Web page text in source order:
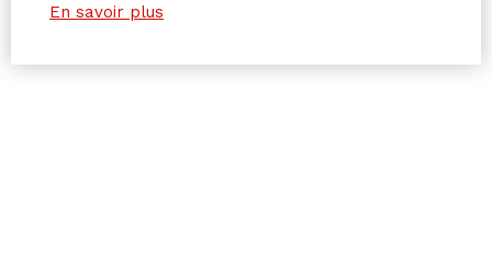
En savoir plus